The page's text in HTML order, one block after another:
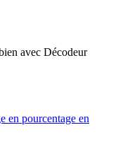
avec Décodeur
en pourcentage en